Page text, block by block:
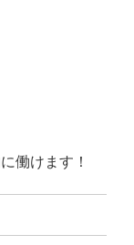
働けます！